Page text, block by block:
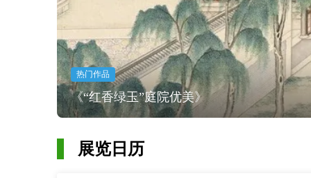
热门作品
《“红香绿玉”庭院优美》
展览日历